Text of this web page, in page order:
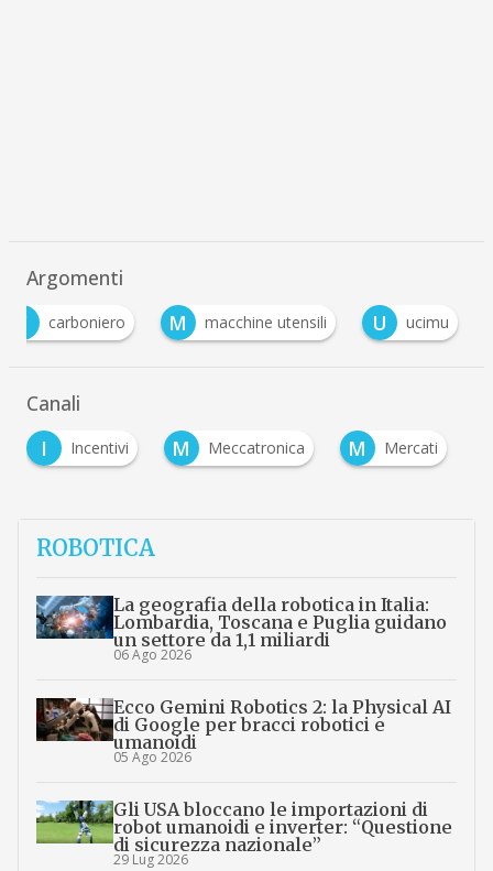
Argomenti
C
carboniero M macchine utensili U ucimu
Canali
I
Incentivi M Meccatronica M Mercati
ROBOTICA
La geografia della robotica in Italia:
Lombardia, Toscana e Puglia guidano
un settore da 1,1 miliardi
06 Ago 2026
Ecco Gemini Robotics 2: la Physical AI
di Google per bracci robotici e
umanoidi
05 Ago 2026
Gli USA bloccano le importazioni di
robot umanoidi e inverter: “Questione
di sicurezza nazionale”
29 Lug 2026